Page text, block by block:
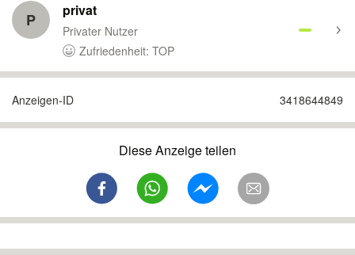
P privat
Privater Nutzer
Zufriedenheit: TOP
Anzeigen-ID 3418644849
Diese Anzeige teilen